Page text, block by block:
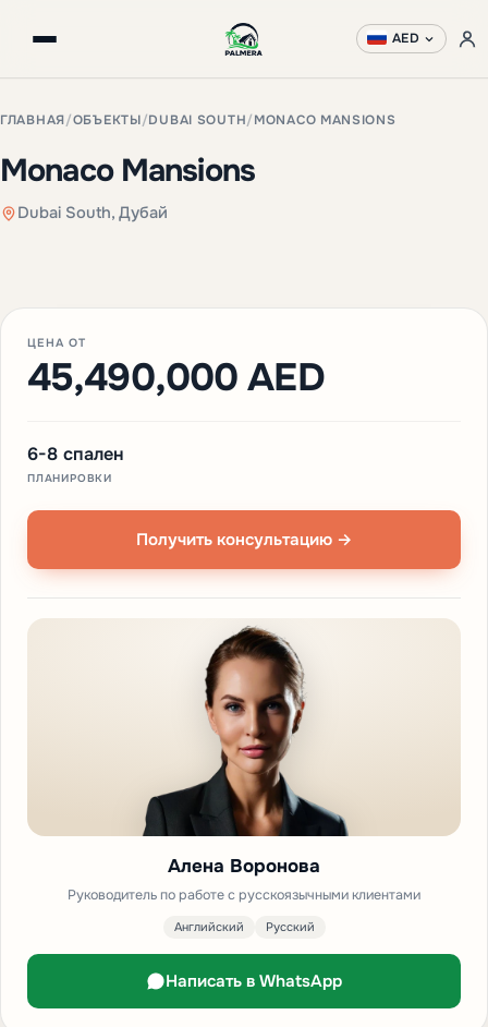
AED
ГЛАВНАЯ/ОБЪЕКТЫ/DUBAI SOUTH/ MONACO MANSIONS
Monaco Mansions
Dubai South, Дубай
ЦЕНА ОТ
45,490,000 AED
6-8 спален
ПЛАНИРОВКИ
Получить консультацию →
Алена Воронова
Руководитель по работе с русскоязычными клиентами
Английский Русский
Написать в WhatsApp